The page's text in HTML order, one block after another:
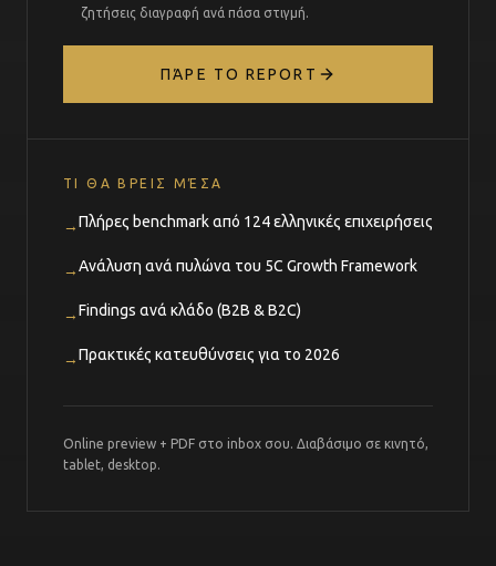
ζητήσεις διαγραφή ανά πάσα στιγμή.
ΠΆΡΕ ΤΟ REPORT
ΤΙ ΘΑ ΒΡΕΙΣ ΜΈΣΑ
→Πλήρες benchmark από 124 ελληνικές επιχειρήσεις
→Ανάλυση ανά πυλώνα του 5C Growth Framework
→Findings ανά κλάδο (B2B & B2C)
→Πρακτικές κατευθύνσεις για το 2026
Online preview + PDF στο inbox σου. Διαβάσιμο σε κινητό,
tablet, desktop.